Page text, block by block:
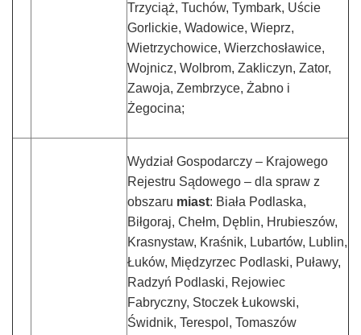
Trzyciąż, Tuchów, Tymbark, Uście
Gorlickie, Wadowice, Wieprz,
Wietrzychowice, Wierzchosławice,
Wojnicz, Wolbrom, Zakliczyn, Zator,
Zawoja, Zembrzyce, Żabno i
Żegocina;
Wydział Gospodarczy – Krajowego
Rejestru Sądowego – dla spraw z
obszaru miast: Biała Podlaska,
Biłgoraj, Chełm, Dęblin, Hrubieszów,
Krasnystaw, Kraśnik, Lubartów, Lublin,
Łuków, Międzyrzec Podlaski, Puławy,
Radzyń Podlaski, Rejowiec
Fabryczny, Stoczek Łukowski,
Świdnik, Terespol, Tomaszów